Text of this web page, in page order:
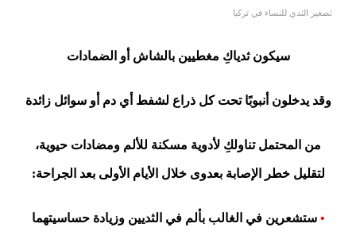
تصغير الثدي للنساء في تركيا
سيكون ثدياكِ مغطيين بالشاش أو الضمادات
وقد يدخلون أنبوبًا تحت كل ذراع لشفط أي دم أو سوائل زائدة
من المحتمل تناولكِ لأدوية مسكنة للألم ومضادات حيوية،
لتقليل خطر الإصابة بعدوى خلال الأيام الأولى بعد الجراحة:
•ستشعرين في الغالب بألم في الثديين وزيادة حساسيتهما